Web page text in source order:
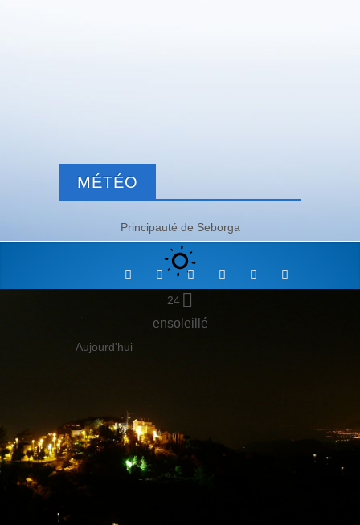
MÉTÉO
Principauté de Seborga
24
ensoleillé
Aujourd'hui